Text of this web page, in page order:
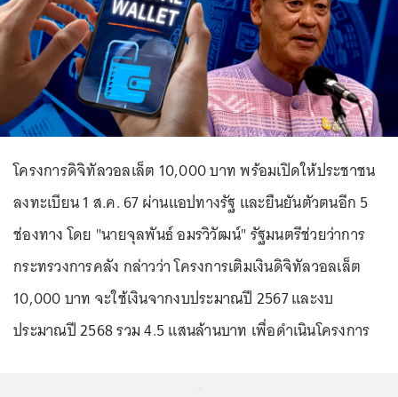
โครงการดิจิทัลวอลเล็ต 10,000 บาท พร้อมเปิดให้ประชาชน
ลงทะเบียน 1 ส.ค. 67 ผ่านแอปทางรัฐ และยืนยันตัวตนอีก 5
ช่องทาง โดย "นายจุลพันธ์ อมรวิวัฒน์" รัฐมนตรีช่วยว่าการ
กระทรวงการคลัง กล่าวว่า โครงการเติมเงินดิจิทัลวอลเล็ต
10,000 บาท จะใช้เงินจากงบประมาณปี 2567 และงบ
ประมาณปี 2568 รวม 4.5 แสนล้านบาท เพื่อดำเนินโครงการ